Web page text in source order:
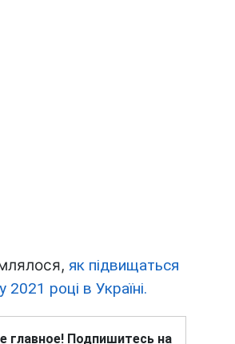
як підвищаться
2021 році в Україні.
главное! Подпишитесь на